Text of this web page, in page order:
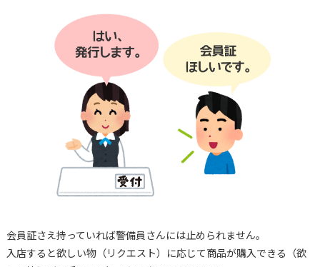
会員証さえ持っていれば警備員さんには止められません。
入店すると欲しい物（リクエスト）に応じて商品が購入できる（欲